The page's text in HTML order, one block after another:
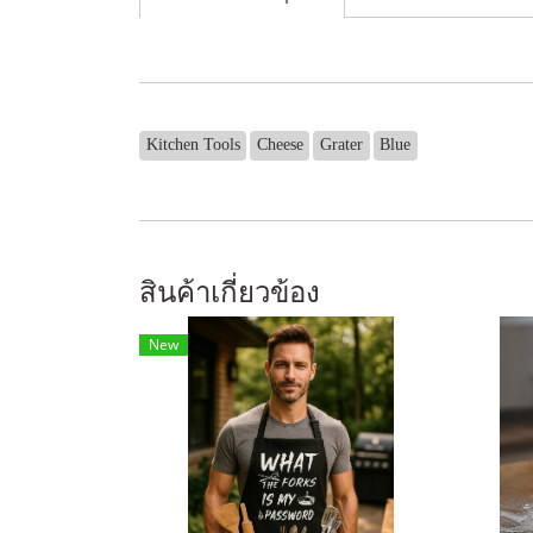
Kitchen Tools Cheese Grater Blue
สินค้าเกี่ยวข้อง
New